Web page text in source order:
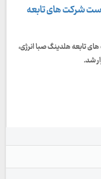
شرکت های تابعه
هلدینگ صبا انرژی،
شد.